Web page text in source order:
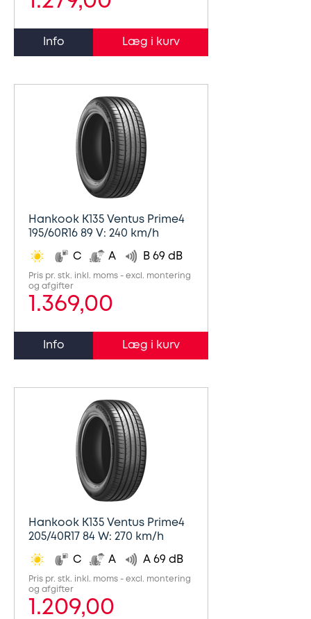
Info
Hankook K135 Ventus Prime4
195/60R16 89 V: 240 km/h
C A B 69 dB
Pris pr. stk. inkl. moms - excl. montering
og afgifter
1.369,00
Info
Hankook K135 Ventus Prime4
205/40R17 84 W: 270 km/h
C A A 69 dB
Pris pr. stk. inkl. moms - excl. montering
og afgifter
1.209,00